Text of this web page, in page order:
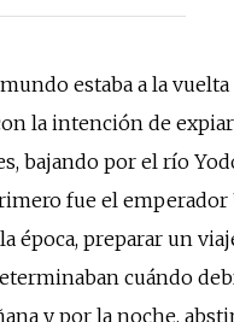
estaba a la
la intención de
bajando por el río
fue el
época, preparar un
cuándo
y por la noche,